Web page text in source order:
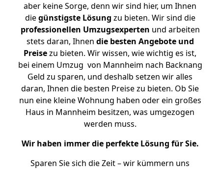
aber keine Sorge, denn wir sind hier, um Ihnen
diegünstigste Lösung zu bieten. Wir sind die
professionellen Umzugsexperten und arbeiten
stets daran, Ihnen die besten Angebote und
Preisezu bieten. Wir wissen, wie wichtig es ist,
bei einem Umzug von Mannheim nach Backnang
Geld zu sparen, und deshalb setzen wir alles
daran, Ihnen die besten Preise zu bieten. Ob Sie
nun eine kleine Wohnung haben oder ein großes
Haus in Mannheim besitzen, was umgezogen
werden muss.
Wir haben immer die perfekte Lösung für Sie.
Sparen Sie sich die Zeit – wir kümmern uns